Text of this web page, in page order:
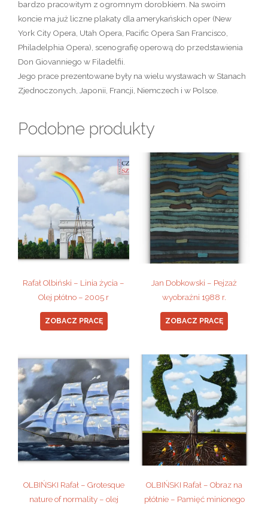
bardzo pracowitym z ogromnym dorobkiem. Na swoim
koncie ma już liczne plakaty dla amerykańskich oper (New
York City Opera, Utah Opera, Pacific Opera San Francisco,
Philadelphia Opera), scenografię operową do przedstawienia
Don Giovanniego w Filadelfii.
Jego prace prezentowane były na wielu wystawach w Stanach
Zjednoczonych, Japonii, Francji, Niemczech i w Polsce.
Podobne produkty
Rafał Olbiński – Linia życia –
Olej płótno – 2005 r
ZOBACZ PRACĘ
Jan Dobkowski – Pejzaż
wyobraźni 1988 r.
ZOBACZ PRACĘ
OLBIŃSKI Rafał – Grotesque
nature of normality – olej
OLBIŃSKI Rafał – Obraz na
płótnie – Pamięć minionego